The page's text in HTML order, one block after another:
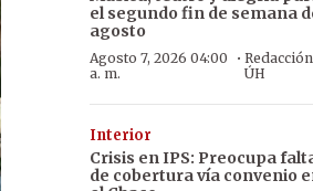
el segundo fin de semana
agosto
Agosto 7, 2026 04:00
a. m.
· Redacción
ÚH
Interior
Crisis en IPS: Preocupa
de cobertura vía convenio